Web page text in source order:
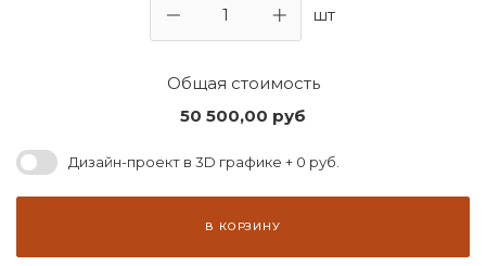
шт
Общая стоимость
50 500,00 руб
Дизайн-проект в 3D графике + 0 руб.
В КОРЗИНУ